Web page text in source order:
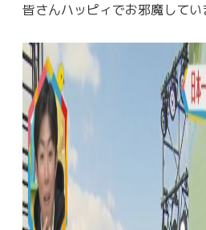
皆さんハッピィでお邪魔してい